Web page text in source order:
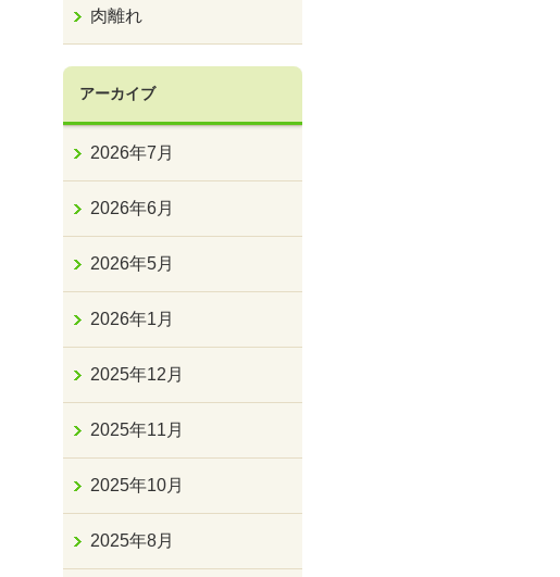
肉離れ
アーカイブ
2026年7月
2026年6月
2026年5月
2026年1月
2025年12月
2025年11月
2025年10月
2025年8月